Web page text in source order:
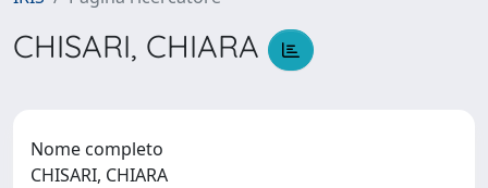
CHISARI, CHIARA
Nome completo
CHISARI, CHIARA